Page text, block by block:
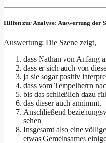
Hilfen zur Analyse: Auswertung der
Auswertung: Die Szene zeigt,
dass Nathan von Anfang
dass er sich auch von
ja sie sogar positiv
dass vom Tempelherrn
bis das schließlich dazu
das dieser auch annimmt.
Anschließend
sehen.
Insgesamt also eine
etwas Gemeinsames